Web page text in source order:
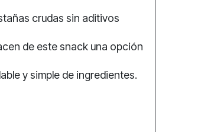
crudas sin aditivos
de este snack una opción
y simple de ingredientes.